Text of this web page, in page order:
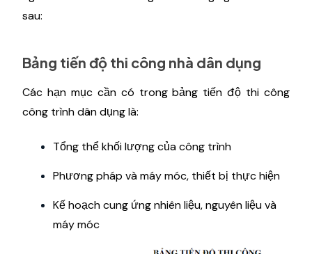
sau:
Bảng tiến độ thi công nhà dân dụng